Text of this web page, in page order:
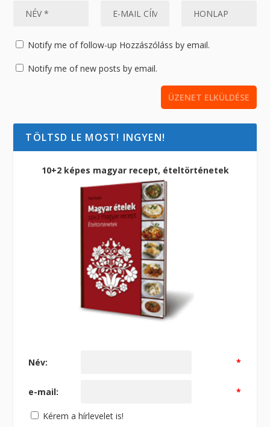
Notify me of follow-up Hozzászóláss by email.
Notify me of new posts by email.
TÖLTSD LE MOST! INGYEN!
10+2 képes magyar recept, ételtörténetek
Név: *
e-mail: *
Kérem a hírlevelet is!